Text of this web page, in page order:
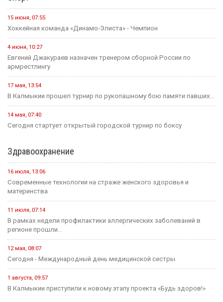
15 июня, 07:55
Хоккейная команда «Динамо-Элиста» - Чемпион
4 июня, 10:27
Евгений Джакураев назначен тренером сборной России по
армрестлингу
17 мая, 13:54
В Калмыкии прошел турнир по рукопашному бою памяти павших...
14 мая, 07:40
Сегодня стартует открытый городской турнир по боксу
Здравоохранение
16 июля, 13:06
Современные технологии на страже женского здоровья и
материнства
11 июля, 07:14
В рамках недели профилактики аллергических заболеваний в
регионе прошли...
12 мая, 08:07
Сегодня - Международный день медицинской сестры.
1 августа, 09:57
В Калмыкии приступили к новому этапу проекта «Будь здоров!»